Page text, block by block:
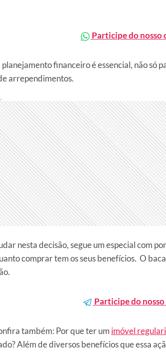
Participe do nosso
financeiro é essencial, não só
arrependimentos.
nesta decisão, segue um especial com
comprar tem os seus benefícios. O
Participe do
também: Por que ter um imóvel
Além de diversos benefícios que essa